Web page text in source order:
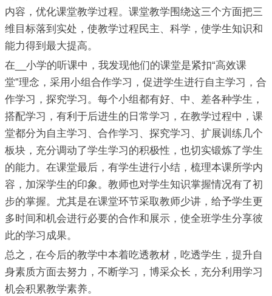
内容，优化课堂教学过程。课堂教学围绕这三个方面把三
维目标落到实处，使教学过程民主、科学，使学生知识和
能力得到最大提高。
在__小学的听课中，我发现他们的课堂是紧扣“高效课
堂”理念，采用小组合作学习，促进学生进行自主学习，合
作学习，探究学习。每个小组都有好、中、差各种学生，
搭配学习，有利于后进生的日常学习，在教学过程中，课
堂都分为自主学习、合作学习、探究学习、扩展训练几个
板块，充分调动了学生学习的积极性，也切实锻炼了学生
的能力。在课堂最后，有学生进行小结，梳理本课所学内
容，加深学生的印象。教师也对学生知识掌握情况有了初
步的掌握。尤其是在课堂环节采取教师少讲，给予学生更
多时间和机会进行必要的合作和展示，使全班学生分享彼
此的学习成果。
总之，在今后的教学中本着吃透教材，吃透学生，提升自
身素质方面去努力，不断学习，博采众长，充分利用学习
机会积累教学素养。